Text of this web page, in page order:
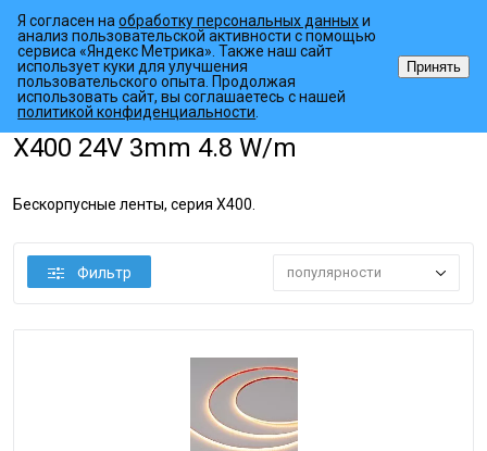
Главная страница • Каталог товаров • Светодиодные ленты
X400 24V 3mm 4.8 W/m
Бескорпусные ленты, серия X400.
Фильтр популярности
Я согласен наобработку персональных данныхи
анализ пользовательской активности с помощью
сервиса «Яндекс Метрика». Также наш сайт
использует куки для улучшения
пользовательского опыта. Продолжая
использовать сайт, вы соглашаетесь с нашей
политикой конфиденциальности
Принять